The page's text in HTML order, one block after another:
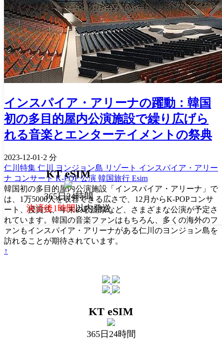
KT eSIM
365日24時間
決済後1時間以内発送
インスパイア・アリーナの躍動：韓国
初の多目的屋内公演施設で繰り広げら
れる音楽とエンターテイメントの祭典
2023-12-01 ·2 分
仁川特集 仁川 ヨンジョン島 リゾート インスパイア・アリー
ナ コンサートK-POP公演 韓国旅行 Esim
韓国初の多目的屋内公演施設「インスパイア・アリーナ」で
は、1万5000人を収容できる広さで、12月からK-POPコンサ
ート、授賞式、年末の歌謡祭など、さまざまな公演が予定さ
れています。韓国の音楽ファンはもちろん、多くの海外のフ
ァンもインスパイア・アリーナがある仁川のヨンジョン島を
訪れることが期待されています。
↑
KT eSIM
365日24時間